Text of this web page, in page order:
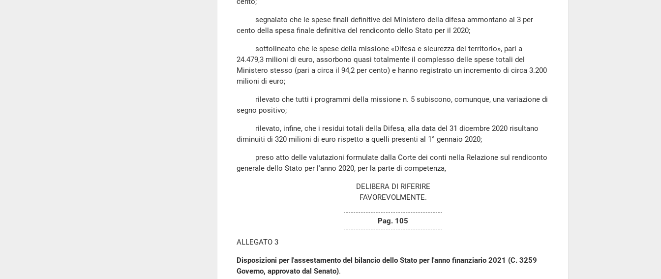
segnalato che le spese finali definitive del Ministero della difesa ammontano al 3 per
cento della spesa finale definitiva del rendiconto dello Stato per il 2020;
sottolineato che le spese della missione «Difesa e sicurezza del territorio», pari a
24.479,3 milioni di euro, assorbono quasi totalmente il complesso delle spese totali del
Ministero stesso (pari a circa il 94,2 per cento) e hanno registrato un incremento di circa 3.200
milioni di euro;
rilevato che tutti i programmi della missione n. 5 subiscono, comunque, una variazione di
segno positivo;
rilevato, infine, che i residui totali della Difesa, alla data del 31 dicembre 2020 risultano
diminuiti di 320 milioni di euro rispetto a quelli presenti al 1° gennaio 2020;
preso atto delle valutazioni formulate dalla Corte dei conti nella Relazione sul rendiconto
generale dello Stato per l'anno 2020, per la parte di competenza,
DELIBERA DI RIFERIRE
FAVOREVOLMENTE.
Pag. 105
ALLEGATO 3
Disposizioni per l'assestamento del bilancio dello Stato per l'anno finanziario 2021 (C. 3259
Governo, approvato dal Senato).